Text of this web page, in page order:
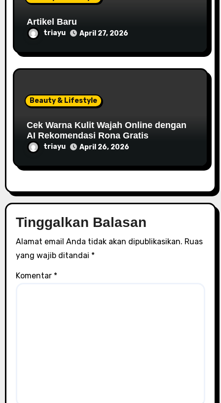
Artikel Baru
triayu April 27, 2026
Beauty & Lifestyle
Cek Warna Kulit Wajah Online dengan
AI Rekomendasi Rona Gratis
triayu April 26, 2026
Tinggalkan Balasan
Alamat email Anda tidak akan dipublikasikan. Ruas
yang wajib ditandai *
Komentar *